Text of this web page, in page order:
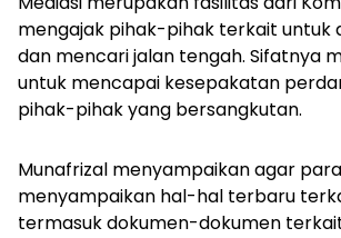
mengajak pihak-pihak terkait untuk
dan mencari jalan tengah. Sifatnya
untuk mencapai kesepakatan
pihak-pihak yang bersangkutan.
Munafrizal menyampaikan agar
menyampaikan hal-hal terbaru
termasuk dokumen-dokumen